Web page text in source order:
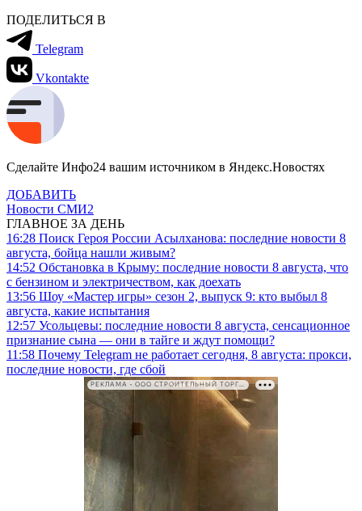
ПОДЕЛИТЬСЯ В
Telegram
Vkontakte
Сделайте Инфо24 вашим источником в Яндекс.Новостях
ДОБАВИТЬ
Новости СМИ2
ГЛАВНОЕ ЗА ДЕНЬ
16:28 Поиск Героя России Асылханова: последние новости 8
августа, бойца нашли живым?
14:52 Обстановка в Крыму: последние новости 8 августа, что
с бензином и электричеством, как доехать
13:56 Шоу «Мастер игры» сезон 2, выпуск 9: кто выбыл 8
августа, какие испытания
12:57 Усольцевы: последние новости 8 августа, сенсационное
признание сына — они в тайге и ждут помощи?
11:58 Почему Telegram не работает сегодня, 8 августа: прокси,
последние новости, где сбой
РЕКЛАМА • ООО СТРОИТЕЛЬНЫЙ ТОРГОВЫЙ ДОМ «ПЕТРОВИЧ». ИНН: 7802348846